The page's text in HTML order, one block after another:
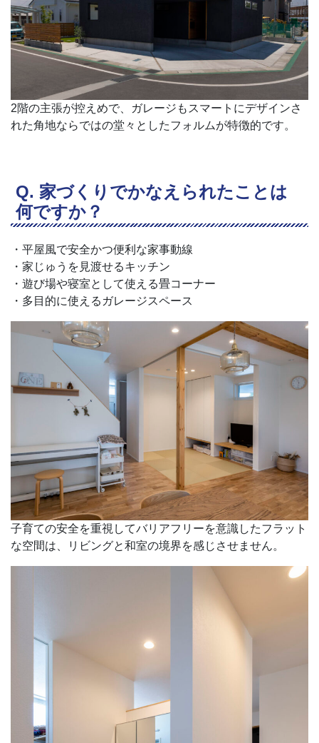
2階の主張が控えめで、ガレージもスマートにデザインさ
れた角地ならではの堂々としたフォルムが特徴的です。
家づくりでかなえられたことは
何ですか？
・平屋風で安全かつ便利な家事動線
・家じゅうを見渡せるキッチン
・遊び場や寝室として使える畳コーナー
・多目的に使えるガレージスペース
子育ての安全を重視してバリアフリーを意識したフラット
な空間は、リビングと和室の境界を感じさせません。